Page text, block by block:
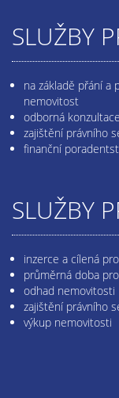
SLUŽBY
na základě přání a
nemovitost
odborná
zajištění právního
finanční
SLUŽBY
inzerce a cílená
průměrná doba
odhad nemovitosti
zajištění právního
výkup nemovitosti